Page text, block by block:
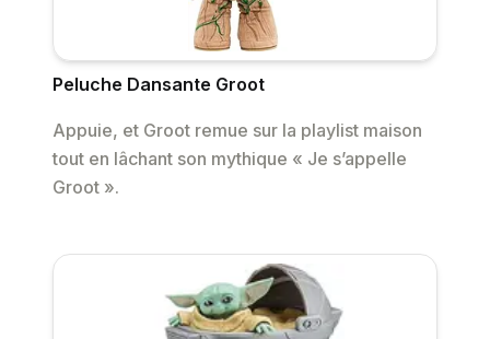
Peluche Dansante Groot
Appuie, et Groot remue sur la playlist maison
tout en lâchant son mythique « Je s’appelle
Groot ».